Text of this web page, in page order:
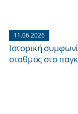
11.06.2026
Ιστορική
σταθμός στο